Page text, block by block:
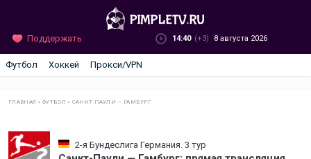
Поддержать 14:40 (+3) 8 августа 2026
Футбол Хоккей Прокси/VPN
ГЛАВНАЯ »ФУТБОЛ » САНКТ-ПАУЛИ — ГАМБУРГ
2-я Бундеслига Германия. 3 тур